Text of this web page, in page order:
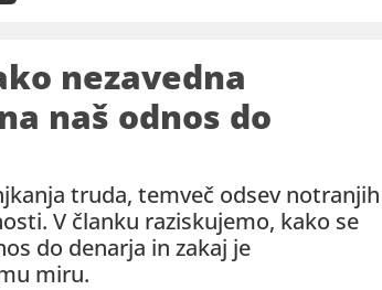
nezavedna
naš odnos do
truda, temveč odsev notranjih
V članku raziskujemo, kako se
do denarja in zakaj je
miru.